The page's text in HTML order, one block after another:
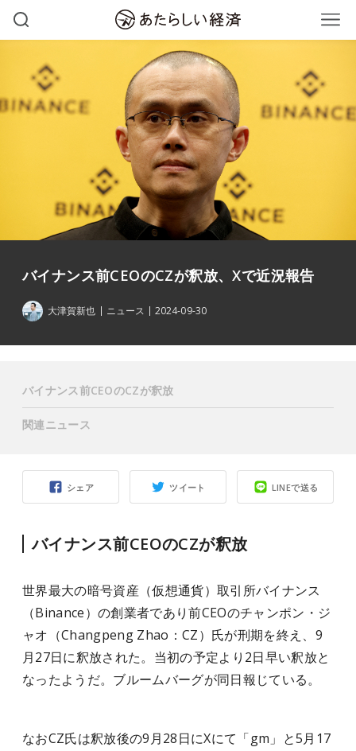
バイナンス前CEOのCZが釈放、Xで近況報告
大津賀新也 ニュース 2024-09-30
シェア ツイート LINEで送る
バイナンス前CEOのCZが釈放
世界最大の暗号資産（仮想通貨）取引所バイナンス
（Binance）の創業者であり前CEOのチャンポン・ジ
ャオ（Changpeng Zhao：CZ）氏が刑期を終え、9
月27日に釈放された。当初の予定より2日早い釈放と
なったようだ。ブルームバーグが同日報じている。
なおCZ氏は釈放後の9月28日にXにて「gm」と5月17
バイナンス前CEOのCZが釈放
関連ニュース